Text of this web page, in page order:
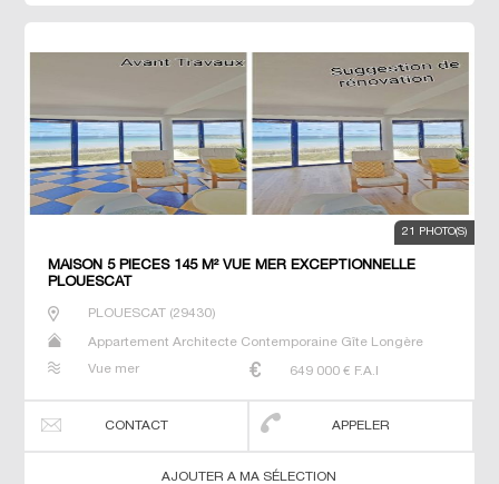
21 PHOTO(S)
MAISON 5 PIECES 145 M² VUE MER EXCEPTIONNELLE
PLOUESCAT
PLOUESCAT(29430)
Appartement Architecte Contemporaine Gîte Longère
Propriété Villa
Vue mer 649 000 € F.A.I
CONTACT APPELER
AJOUTER A MA SÉLECTION